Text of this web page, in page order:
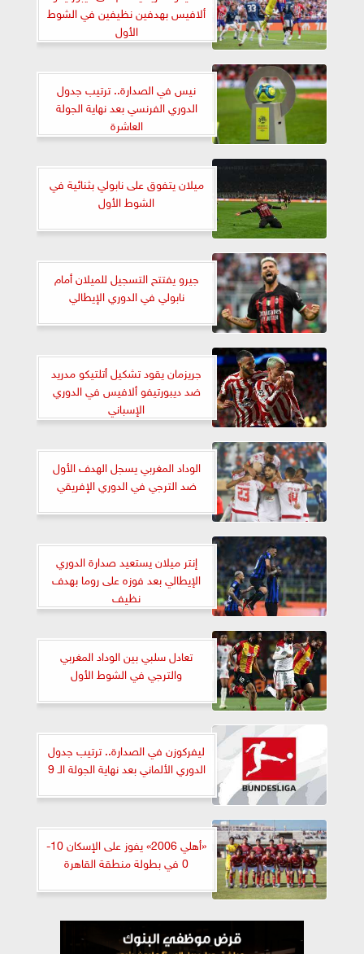
ألافيس بهدفين نظيفين في الشوط
الأول
نيس في الصدارة.. ترتيب جدول
الدوري الفرنسي بعد نهاية الجولة
العاشرة
ميلان يتفوق على نابولي بثنائية في
الشوط الأول
جيرو يفتتح التسجيل للميلان أمام
نابولي في الدوري الإيطالي
جريزمان يقود تشكيل أتلتيكو مدريد
ضد ديبورتيفو ألافيس في الدوري
الإسباني
الوداد المغربي يسجل الهدف الأول
ضد الترجي في الدوري الإفريقي
إنتر ميلان يستعيد صدارة الدوري
الإيطالي بعد فوزه على روما بهدف
نظيف
تعادل سلبي بين الوداد المغربي
والترجي في الشوط الأول
ليفركوزن في الصدارة.. ترتيب جدول
الدوري الألماني بعد نهاية الجولة الـ 9
«أهلي 2006» يفوز على الإسكان 10-
0 في بطولة منطقة القاهرة